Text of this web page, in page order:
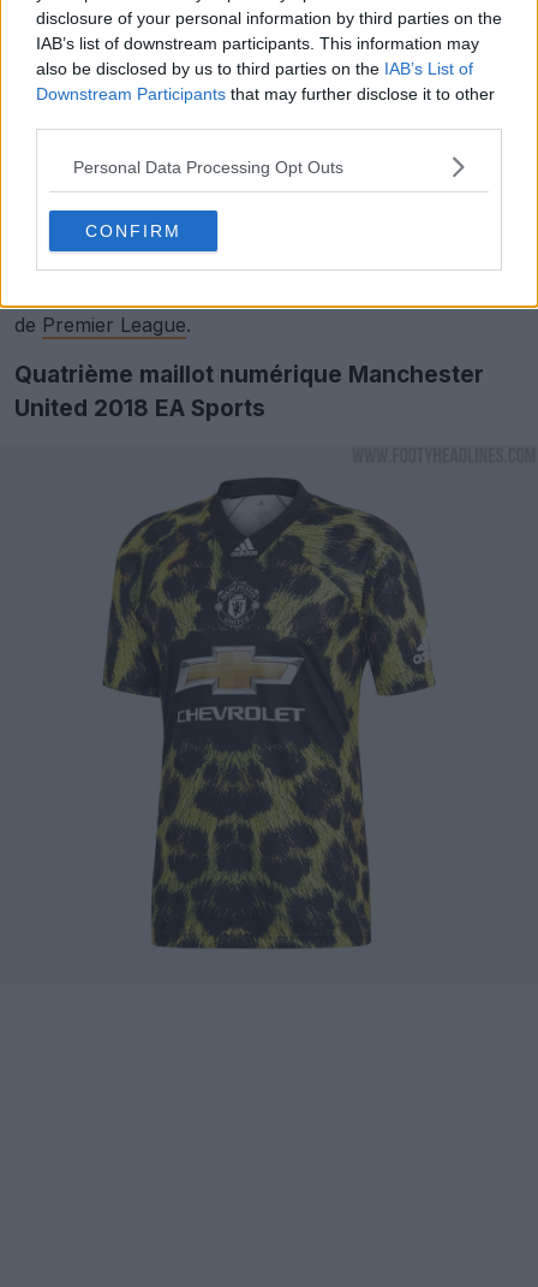
disclosure of your personal information by third parties on the
IAB’s list of downstream participants. This information may
also be disclosed by us to third parties on the IAB’s List of
Downstream Participants that may further disclose it to other
Personal Data Processing Opt Outs
CONFIRM
Compte tenu de la période de lancement prévue début
2027, le quatrième maillot de football
Manchester United FC 2026-2027 fera probablement
ses débuts lors de matchs de coupe nationaux ou
de Premier League.
Quatrième maillot numérique Manchester
United 2018 EA Sports